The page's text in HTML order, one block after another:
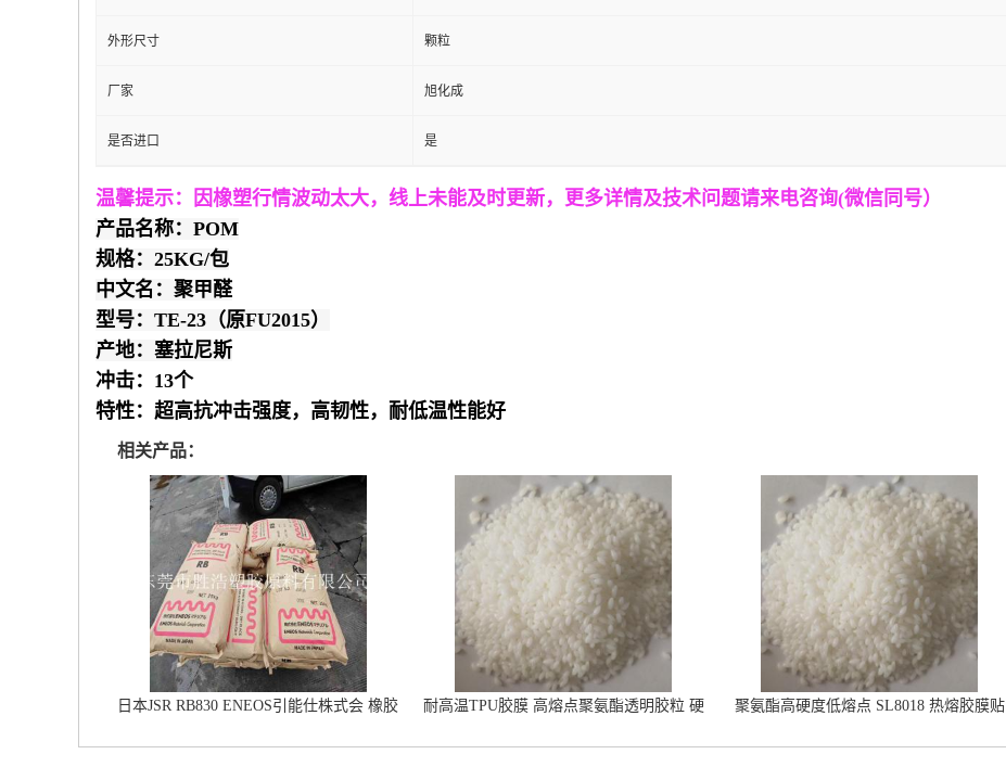
外形尺寸 颗粒
厂家 旭化成
是否进口 是
温馨提示：因橡塑行情波动太大，线上未能及时更新，更多详情及技术问题请来电咨询(微信同号）
产品名称：POM
规格：25KG/包
中文名：聚甲醛
型号：TE-23（原FU2015）
产地：塞拉尼斯
冲击：13个
特性：超高抗冲击强度，高韧性，耐低温性能好
相关产品：
日本JSR RB830 ENEOS引能仕株式会 橡胶
耐高温TPU胶膜 高熔点聚氨酯透明胶粒 硬
聚氨酯高硬度低熔点 SL8018 热熔胶膜贴